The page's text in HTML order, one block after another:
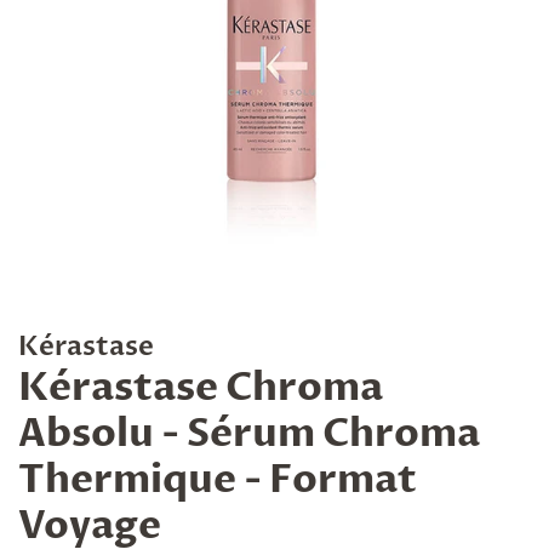
Kérastase
Kérastase Chroma
Absolu - Sérum Chroma
Thermique - Format
Voyage